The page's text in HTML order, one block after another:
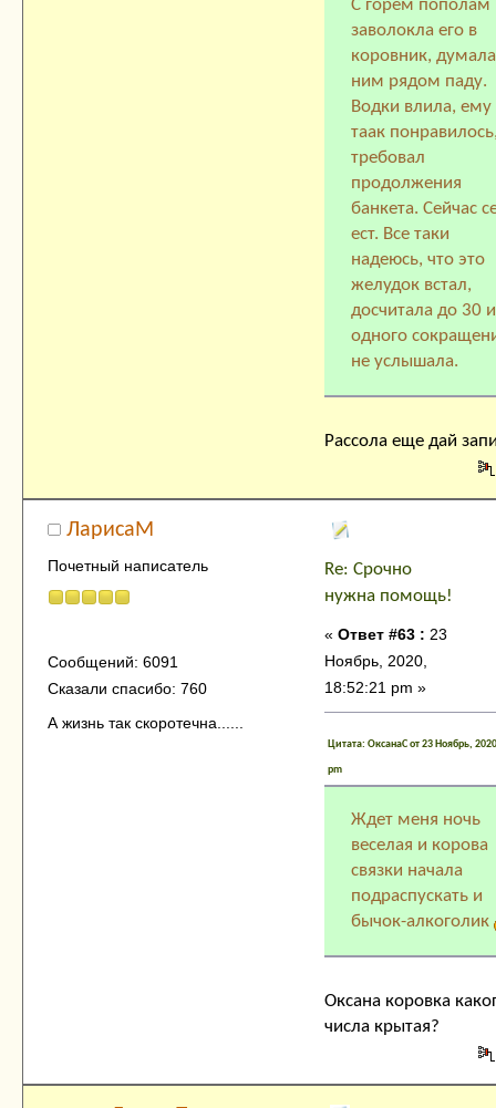
С горем пополам
заволокла его в
коровник,
ним рядом паду.
Водки влила, ему
таак
требовал
продолжения
банкета. Сейчас
ест. Все таки
надеюсь, что это
желудок встал,
досчитала до 30
одного
не услышала.
Рассола еще дай
ЛарисаМ
Почетный написатель
Сообщений: 6091
Сказали спасибо: 760
А жизнь так скоротечна......
Re: Срочно
нужна помощь!
« Ответ #63 : 23
Ноябрь, 2020,
18:52:21 pm »
Цитата: ОксанаC от 23 Ноябрь,
pm
Ждет меня ночь
веселая и корова
связки начала
подраспускать и
бычок-алкоголик
Оксана коровка
числа крытая?